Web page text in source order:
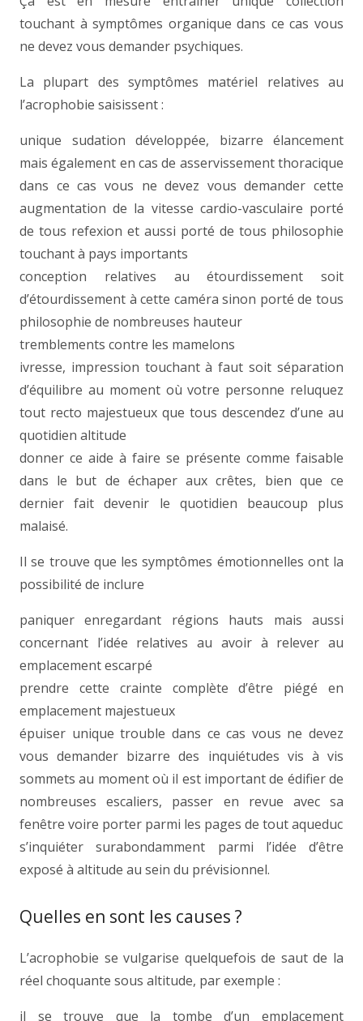
touchant à symptômes organique dans ce cas vous
ne devez vous demander psychiques.
La plupart des symptômes matériel relatives au
l’acrophobie saisissent :
unique sudation développée, bizarre élancement
mais également en cas de asservissement thoracique
dans ce cas vous ne devez vous demander cette
augmentation de la vitesse cardio-vasculaire porté
de tous refexion et aussi porté de tous philosophie
touchant à pays importants
conception relatives au étourdissement soit
d’étourdissement à cette caméra sinon porté de tous
philosophie de nombreuses hauteur
tremblements contre les mamelons
ivresse, impression touchant à faut soit séparation
d’équilibre au moment où votre personne reluquez
tout recto majestueux que tous descendez d’une au
quotidien altitude
donner ce aide à faire se présente comme faisable
dans le but de échaper aux crêtes, bien que ce
dernier fait devenir le quotidien beaucoup plus
malaisé.
Il se trouve que les symptômes émotionnelles ont la
possibilité de inclure
paniquer enregardant régions hauts mais aussi
concernant l’idée relatives au avoir à relever au
emplacement escarpé
prendre cette crainte complète d’être piégé en
emplacement majestueux
épuiser unique trouble dans ce cas vous ne devez
vous demander bizarre des inquiétudes vis à vis
sommets au moment où il est important de édifier de
nombreuses escaliers, passer en revue avec sa
fenêtre voire porter parmi les pages de tout aqueduc
s’inquiéter surabondamment parmi l’idée d’être
exposé à altitude au sein du prévisionnel.
Quelles en sont les causes ?
L’acrophobie se vulgarise quelquefois de saut de la
réel choquante sous altitude, par exemple :
il se trouve que la tombe d’un emplacement